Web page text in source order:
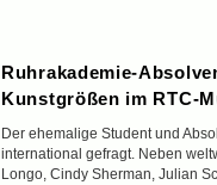
Ruhrakademie-
Kunstgrößen im RTC-
Der ehemalige Student und
international gefragt. Neben
Longo, Cindy Sherman, Julian